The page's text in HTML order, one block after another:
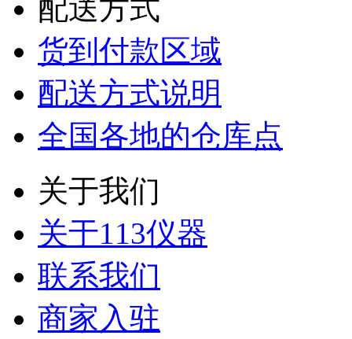
配送方式
货到付款区域
配送方式说明
全国各地的仓库点
关于我们
关于113仪器
联系我们
商家入驻